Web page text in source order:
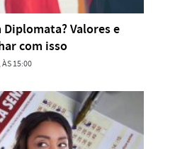
Valores e
com isso
15:00